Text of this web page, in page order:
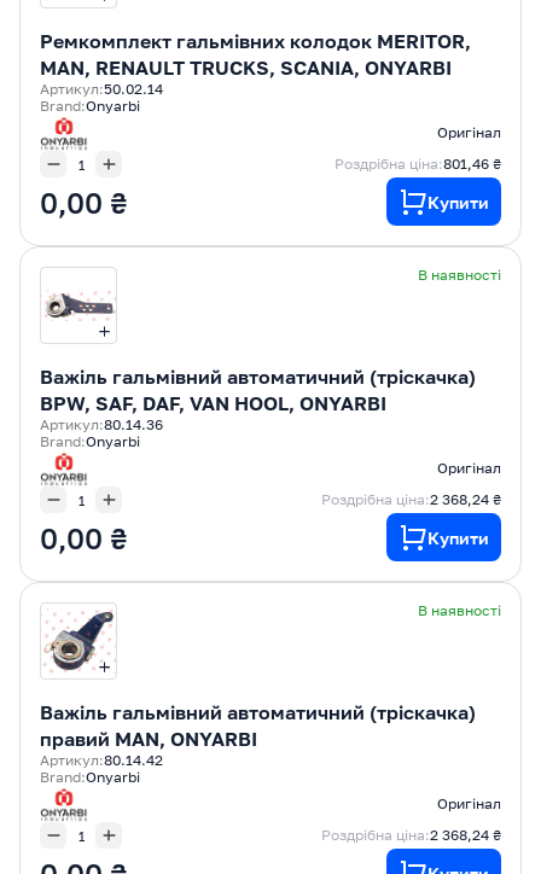
Ремкомплект гальмівних колодок MERITOR,
MAN, RENAULT TRUCKS, SCANIA, ONYARBI
Артикул:50.02.14
Brand:Onyarbi
Оригінал
Роздрібна ціна:801,46 ₴
0,00 ₴ Купити
В наявності
Важіль гальмівний автоматичний (тріскачка)
BPW, SAF, DAF, VAN HOOL, ONYARBI
Артикул:80.14.36
Brand:Onyarbi
Оригінал
Роздрібна ціна:2 368,24 ₴
0,00 ₴ Купити
В наявності
Важіль гальмівний автоматичний (тріскачка)
правий MAN, ONYARBI
Артикул:80.14.42
Brand:Onyarbi
Оригінал
Роздрібна ціна:2 368,24 ₴